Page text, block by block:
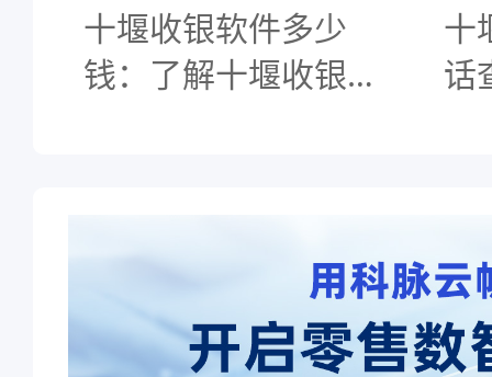
十堰收银软件多少
钱：了解十堰收银软
十
话